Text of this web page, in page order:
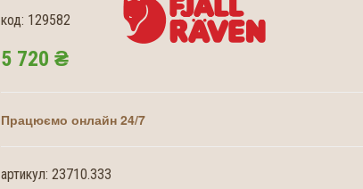
код: 129582
5 720 ₴
Працюємо онлайн 24/7
артикул: 23710.333